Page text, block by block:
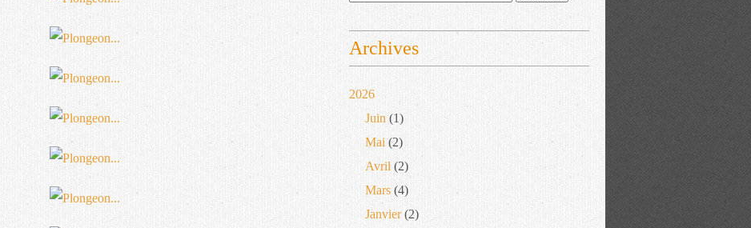
Archives
2026
Juin (1)
Mai (2)
Avril (2)
Mars (4)
Janvier(2)